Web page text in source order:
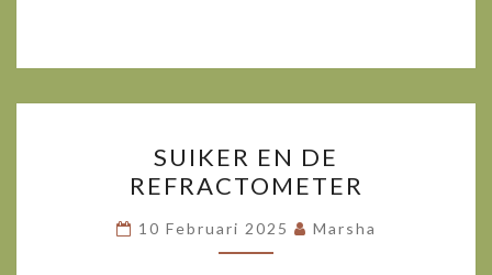
EN
DE
REFRACTOMETER
SUIKER EN DE
REFRACTOMETER
10 Februari 2025 Marsha